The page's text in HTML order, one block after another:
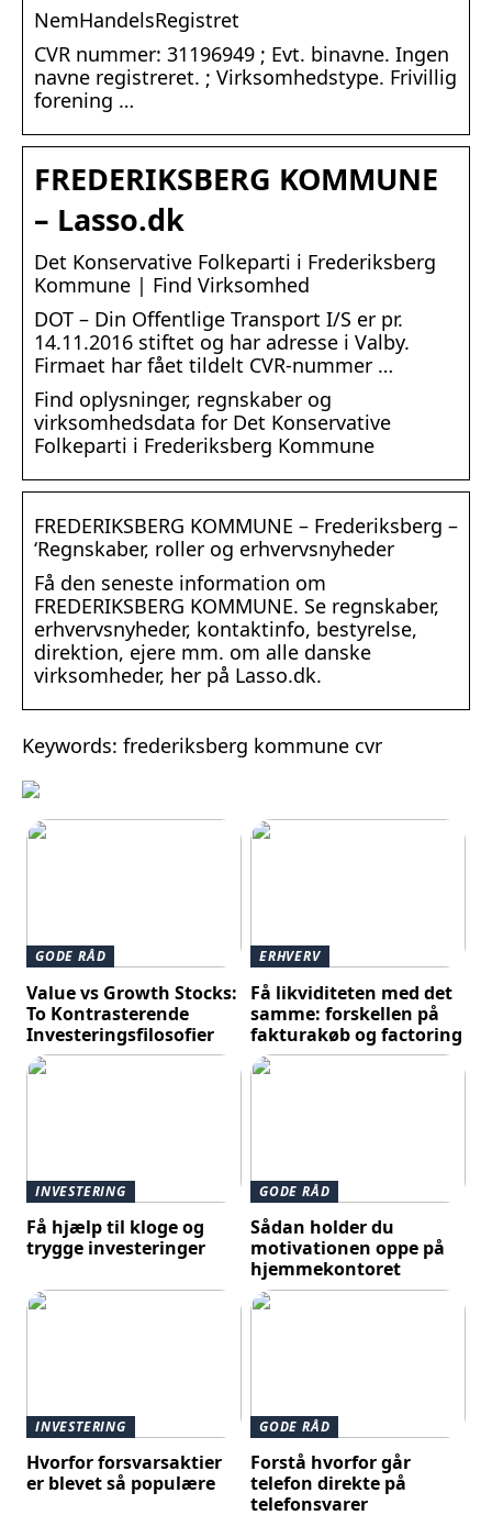
NemHandelsRegistret
CVR nummer: 31196949 ; Evt. binavne. Ingen
navne registreret. ; Virksomhedstype. Frivillig
forening …
FREDERIKSBERG KOMMUNE
– Lasso.dk
Det Konservative Folkeparti i Frederiksberg
Kommune | Find Virksomhed
DOT – Din Offentlige Transport I/S er pr.
14.11.2016 stiftet og har adresse i Valby.
Firmaet har fået tildelt CVR-nummer …
Find oplysninger, regnskaber og
virksomhedsdata for Det Konservative
Folkeparti i Frederiksberg Kommune
FREDERIKSBERG KOMMUNE – Frederiksberg –
‘Regnskaber, roller og erhvervsnyheder
Få den seneste information om
FREDERIKSBERG KOMMUNE. Se regnskaber,
erhvervsnyheder, kontaktinfo, bestyrelse,
direktion, ejere mm. om alle danske
virksomheder, her på Lasso.dk.
Keywords: frederiksberg kommune cvr
GODE RÅD
Value vs Growth Stocks:
To Kontrasterende
Investeringsfilosofier
ERHVERV
Få likviditeten med det
samme: forskellen på
fakturakøb og factoring
INVESTERING
Få hjælp til kloge og
trygge investeringer
GODE RÅD
Sådan holder du
motivationen oppe på
hjemmekontoret
INVESTERING
Hvorfor forsvarsaktier
er blevet så populære
GODE RÅD
Forstå hvorfor går
telefon direkte på
telefonsvarer